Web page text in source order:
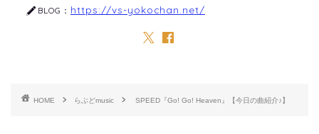
BLOG： https://vs-yokochan.net/
HOME らぶどmusic SPEED『Go! Go! Heaven』【今日の曲紹介♪】